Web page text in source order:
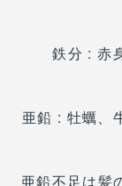
鉄分 : 赤
亜鉛 : 牡蠣、
亜鉛不足は髪